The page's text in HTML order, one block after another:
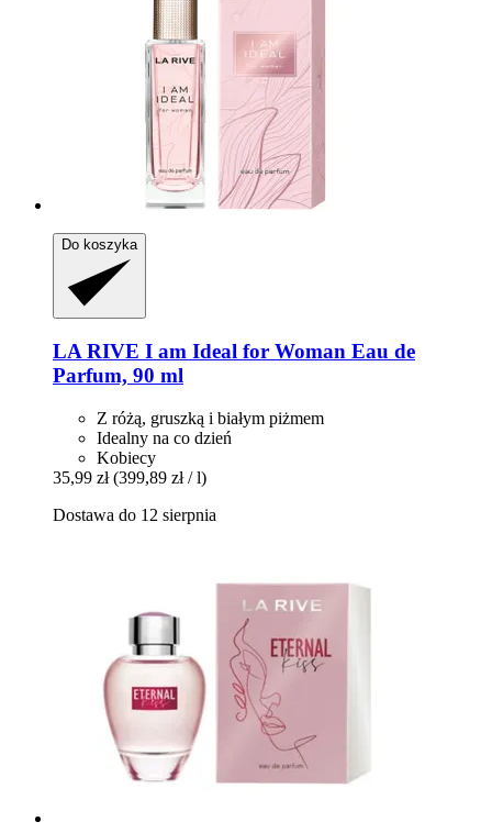
Do koszyka
LA RIVE I am Ideal for Woman Eau de
Parfum, 90 ml
Z różą, gruszką i białym piżmem
Idealny na co dzień
Kobiecy
35,99 zł (399,89 zł / l)
Dostawa do 12 sierpnia